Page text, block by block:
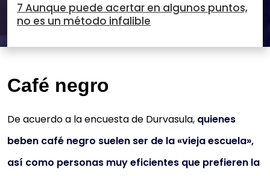
7 Aunque puede acertar en algunos puntos,
no es un método infalible
Café negro
De acuerdo a la encuesta de Durvasula, quienes
beben café negro suelen ser de la «vieja escuela»,
así como personas muy eficientes que prefieren la